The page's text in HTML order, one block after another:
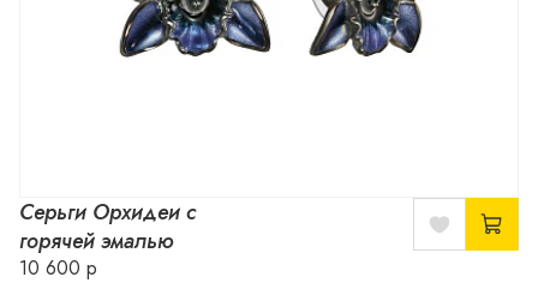
Серьги Орхидеи с
горячей эмалью
10 600 р